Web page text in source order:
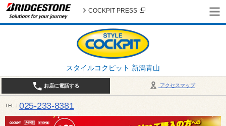
スタイルコクピット 新潟青山
COCKPIT PRESS
アクセスマップ
お店に電話する
TEL 025-233-8381
営業時間は10:00～18:30 作業、商談受付は10:00〜18:00です。 / 定休日：2026年 8月のお休み